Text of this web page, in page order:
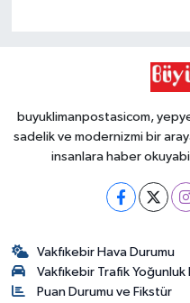
buyuklimanpostasicom,
sadelik ve modernizmi bir
insanlara haber
Vakfıkebir Hava Durumu
Vakfıkebir Trafik Yoğunluk
Puan Durumu ve Fikstür